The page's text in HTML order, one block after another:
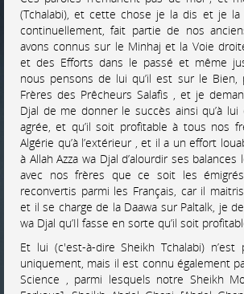
(Tchalabi), et cette chose je la dis et je
continuellement, fait partie de nos
avons connus sur le Minhaj et la Voie
et des Efforts dans le passé et même
nous pensons de lui qu’il est sur le Bien,
Frères des Prêcheurs Salafis , et je
Djal de me donner le succès ainsi qu’à lui
agrée, et qu’il soit profitable à tous nos
Algérie qu’à l’extérieur , et il a un effort
à Allah Azza wa Djal d’alourdir ses
avec nos frères que ce soit les
reconvertis parmi les Français, car il
et il se charge de la Daawa sur Paltalk, je
wa Djal qu’Il fasse en sorte qu’il soit
Et lui (c'est-à-dire Sheikh Tchalabi)
uniquement, mais il est connu également
Science , parmi lesquels notre Sheikh